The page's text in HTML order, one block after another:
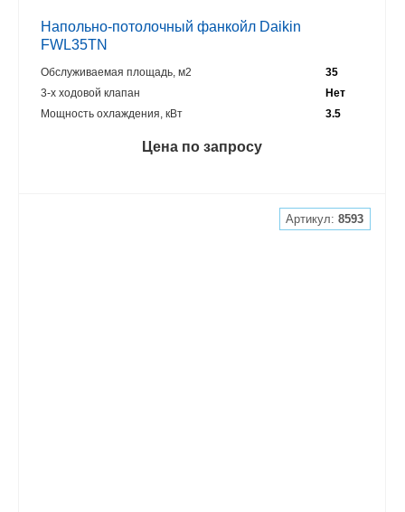
Напольно-потолочный фанкойл Daikin
FWL35TN
Обслуживаемая площадь, м2
35
3-х ходовой клапан
Нет
Мощность охлаждения, кВт
3.5
Цена по запросу
Артикул:8593